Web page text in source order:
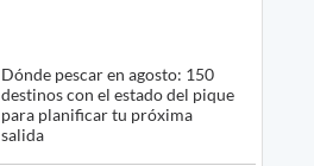
Dónde pescar en agosto: 150
destinos con el estado del pique
para planificar tu próxima
salida